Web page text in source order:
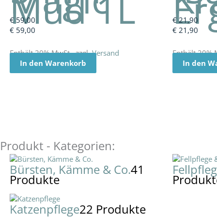
€ 59,00
€ 59,00
Enthält 20% MwSt., zzgl.Versand
In den Warenkorb
€ 21,90
€ 21,90
Enthält 20%
In den
Produkt - Kategorien:
Bürsten, Kämme & Co.41
Produkte
Katzenpflege22 Produkte